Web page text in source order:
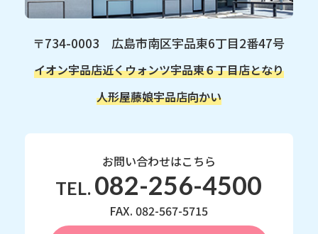
〒734-0003 広島市南区宇品東6丁目2番47号
イオン宇品店近くウォンツ宇品東６丁目店となり
人形屋藤娘宇品店向かい
お問い合わせはこちら
TEL. 082-256-4500
FAX. 082-567-5715